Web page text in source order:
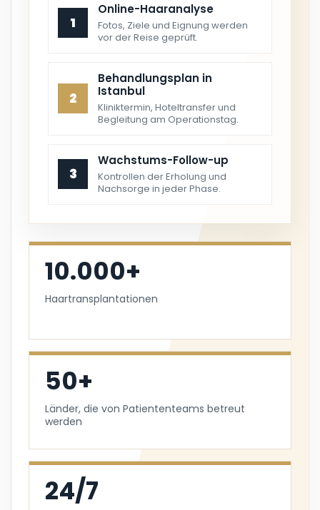
1
Online-Haaranalyse
Fotos, Ziele und Eignung werden
vor der Reise geprüft.
2
Behandlungsplan in
Istanbul
Kliniktermin, Hoteltransfer und
Begleitung am Operationstag.
3
Wachstums-Follow-up
Kontrollen der Erholung und
Nachsorge in jeder Phase.
10.000+
Haartransplantationen
50+
Länder, die von Patiententeams betreut
werden
24/7